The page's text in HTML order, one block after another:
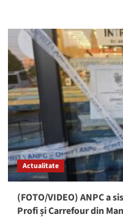
Un
șofer
de
autocar
ales
capul
la
Eforie
Nord,
altercație
cu
Actualitate
(FOTO/VIDEO) ANPC a
Profi și Carrefour din